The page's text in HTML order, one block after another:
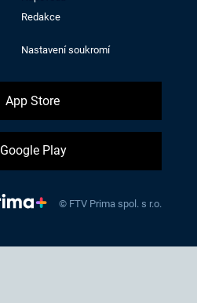
Redakce
Nastavení soukromí
App Store
Google Play
© FTV Prima spol. s r.o.